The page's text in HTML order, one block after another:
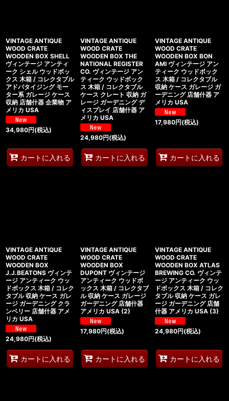
VINTAGE ANTIQUE
WOOD CRATE
WOODEN BOX SHELL
ヴィンテージ アンティ
ーク シェル ウッドボッ
クス 木箱 / コレクタブル
アドバタイジング モー
ター系 ガレージ ケース
収納 店舗什器 企業物 ア
メリカ USA
34,980円(税込)
カートに入れる
VINTAGE ANTIQUE
WOOD CRATE
WOODEN BOX THE
NATIONAL REGISTER
CO. ヴィンテージ アン
ティーク ウッドボック
ス 木箱 / コレクタブル
ケース クレート 収納 ガ
レージ ガーデニング デ
ィスプレイ 店舗什器 ア
メリカ USA
24,980円(税込)
カートに入れる
VINTAGE ANTIQUE
WOOD CRATE
WOODEN BOX BON
AMI ヴィンテージ アン
ティーク ウッドボック
ス 木箱 / コレクタブル
収納 ケース ガレージ ガ
ーデニング 店舗什器 ア
メリカ USA
17,980円(税込)
カートに入れる
VINTAGE ANTIQUE
WOOD CRATE
WOODEN BOX
J.J.BEATONS ヴィンテ
ージ アンティーク ウッ
ドボックス 木箱 / コレク
タブル 収納 ケース ガレ
ージ ガーデニング クラ
ンベリー 店舗什器 アメ
リカ USA
24,980円(税込)
カートに入れる
VINTAGE ANTIQUE
WOOD CRATE
WOODEN BOX
DUPONT ヴィンテージ
アンティーク ウッドボ
ックス 木箱 / コレクタブ
ル 収納 ケース ガレージ
ガーデニング 店舗什器
アメリカ USA (2)
17,980円(税込)
カートに入れる
VINTAGE ANTIQUE
WOOD CRATE
WOODEN BOX ATLAS
BREWING CO. ヴィンテ
ージ アンティーク ウッ
ドボックス 木箱 / コレク
タブル 収納 ケース ガレ
ージ ガーデニング 店舗
什器 アメリカ USA (3)
24,980円(税込)
カートに入れる